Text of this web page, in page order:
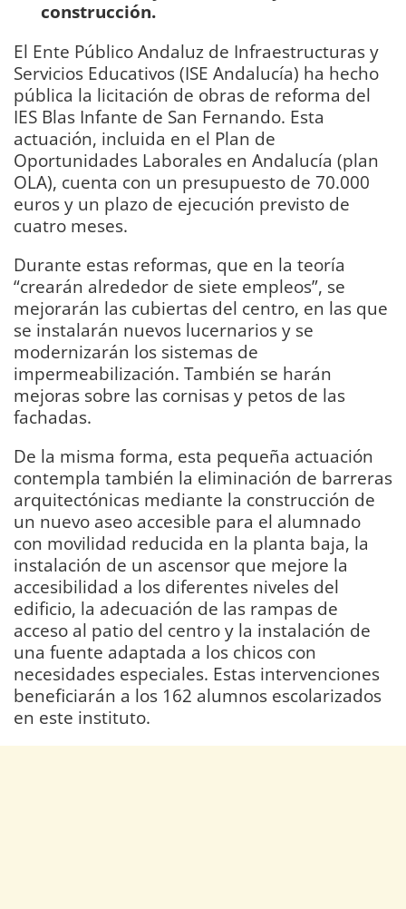
construcción.
El Ente Público Andaluz de Infraestructuras y
Servicios Educativos (ISE Andalucía) ha hecho
pública la licitación de obras de reforma del
IES Blas Infante de San Fernando. Esta
actuación, incluida en el Plan de
Oportunidades Laborales en Andalucía (plan
OLA), cuenta con un presupuesto de 70.000
euros y un plazo de ejecución previsto de
cuatro meses.
Durante estas reformas, que en la teoría
“crearán alrededor de siete empleos”, se
mejorarán las cubiertas del centro, en las que
se instalarán nuevos lucernarios y se
modernizarán los sistemas de
impermeabilización. También se harán
mejoras sobre las cornisas y petos de las
fachadas.
De la misma forma, esta pequeña actuación
contempla también la eliminación de barreras
arquitectónicas mediante la construcción de
un nuevo aseo accesible para el alumnado
con movilidad reducida en la planta baja, la
instalación de un ascensor que mejore la
accesibilidad a los diferentes niveles del
edificio, la adecuación de las rampas de
acceso al patio del centro y la instalación de
una fuente adaptada a los chicos con
necesidades especiales. Estas intervenciones
beneficiarán a los 162 alumnos escolarizados
en este instituto.